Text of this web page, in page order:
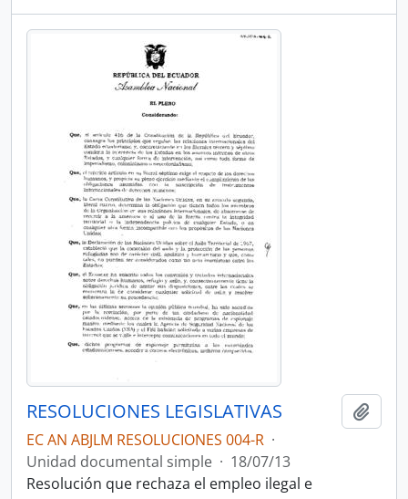
RESOLUCIONES LEGISLATIVAS
EC AN ABJLM RESOLUCIONES 004-R ·
Unidad documental simple · 18/07/13
Resolución que rechaza el empleo ilegal e